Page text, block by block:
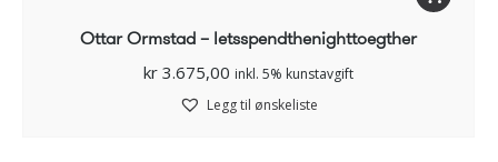
Ottar Ormstad – letsspendthenighttoegther
kr 3.675,00 inkl. 5% kunstavgift
Legg til ønskeliste